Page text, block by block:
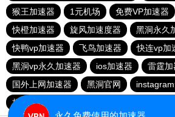
猴王加速器
1元机场 免费VP加速器
快橙加速器
旋风加速度器 黑洞永久
快鸭vp加速器
飞鸟加速器
快连vp加
黑洞vp永久加速器
ios加速器
雷霆加
国外上网加速器
黑洞官网
极光vqn官网